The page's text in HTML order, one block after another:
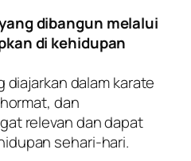
dibangun melalui
di kehidupan
dalam karate
dan
relevan dan dapat
sehari-hari.